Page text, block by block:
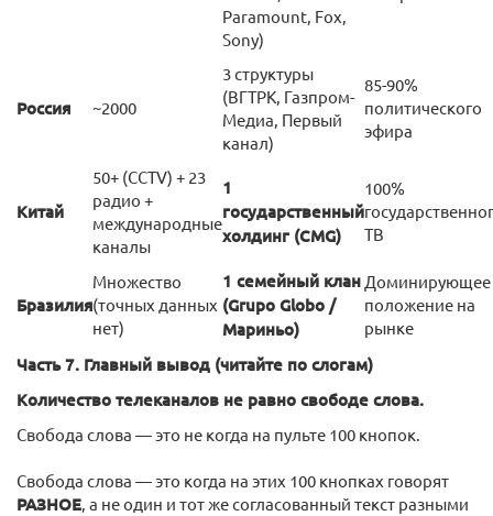
Paramount, Fox,
Sony)
Россия ~2000
3 структуры
(ВГТРК, Газпром-
Медиа, Первый
канал)
85-90%
политического
эфира
Китай
50+ (CCTV) + 23
радио +
международные
каналы
1
государственный
холдинг (CMG)
100%
ТВ
Бразилия
Множество
(точных данных
нет)
1 семейный клан
(Grupo Globo /
Мариньо)
Доминирующее
положение на
рынке
Часть 7. Главный вывод (читайте по слогам)
Количество телеканалов не равно свободе слова.
Свобода слова — это не когда на пульте 100 кнопок.
Свобода слова — это когда на этих 100 кнопках говорят
РАЗНОЕ, а не один и тот же согласованный текст разными